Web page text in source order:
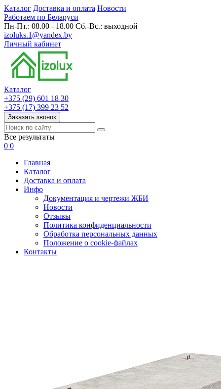
Каталог Доставка и оплата Новости
Работаем по Беларуси
Пн-Пт.: 08.00 - 18.00 Сб.-Вс.: выходной
izoluks.1@yandex.by
Личный кабинет
Каталог
+375 (29) 601 18 30
+375 (17) 399 23 52
Заказать звонок
Все результаты
0 0
Главная
Каталог
Доставка и оплата
Инфо
Документация и чертежи ЖБИ
Новости
Отзывы
Политика конфиденциальности
Обработка персональных данных
Положение о cookie-файлах
Контакты